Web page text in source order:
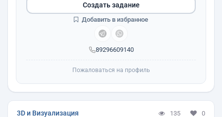
89296609140
Создать задание
Добавить в избранное
Пожаловаться на профиль
3D и Визуализация 135 0